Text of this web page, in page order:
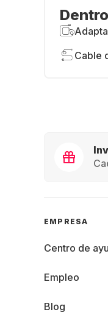
Cable
EMPRESA
Centro de
Empleo
Blog